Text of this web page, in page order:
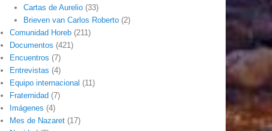
Cartas de Aurelio(33)
Brieven van Carlos Roberto(2)
Comunidad Horeb (211)
Documentos (421)
Encuentros (7)
Entrevistas (4)
Equipo internacional (11)
Fraternidad (7)
Imágenes (4)
Mes de Nazaret (17)